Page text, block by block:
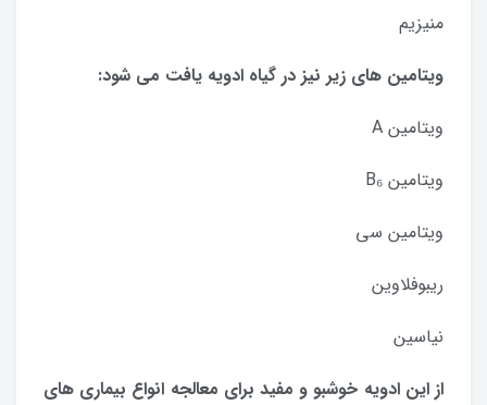
منیزیم
ویتامین های زیر نیز در گیاه ادویه یافت می شود:
ویتامین A
ویتامین B₆
ویتامین سی
ریبوفلاوین
نیاسین
از این ادویه خوشبو و مفید برای معالجه انواع بیماری های